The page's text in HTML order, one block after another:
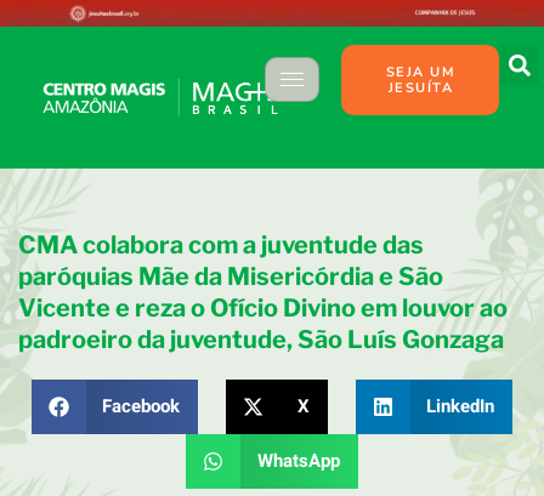
SEJA UM
JESUÍTA
CMA colabora com a juventude das
paróquias Mãe da Misericórdia e São
Vicente e reza o Ofício Divino em louvor ao
padroeiro da juventude, São Luís Gonzaga
Facebook X LinkedIn
WhatsApp